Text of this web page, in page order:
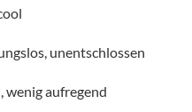
unentschlossen
wenig aufregend